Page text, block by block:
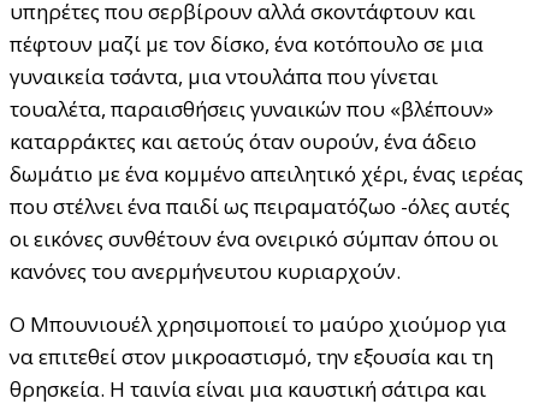
υπηρέτες που σερβίρουν αλλά σκοντάφτουν και
πέφτουν μαζί με τον δίσκο, ένα κοτόπουλο σε μια
γυναικεία τσάντα, μια ντουλάπα που γίνεται
τουαλέτα, παραισθήσεις γυναικών που «βλέπουν»
καταρράκτες και αετούς όταν ουρούν, ένα άδειο
δωμάτιο με ένα κομμένο απειλητικό χέρι, ένας ιερέας
που στέλνει ένα παιδί ως πειραματόζωο -όλες αυτές
οι εικόνες συνθέτουν ένα ονειρικό σύμπαν όπου οι
κανόνες του ανερμήνευτου κυριαρχούν.
Ο Μπουνιουέλ χρησιμοποιεί το μαύρο χιούμορ για
να επιτεθεί στον μικροαστισμό, την εξουσία και τη
θρησκεία. Η ταινία είναι μια καυστική σάτιρα και